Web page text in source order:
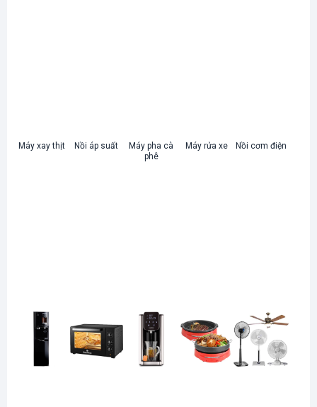
Máy xay thịt Nồi áp suất
Máy pha cà
phê
Máy rửa xe Nồi cơm điện